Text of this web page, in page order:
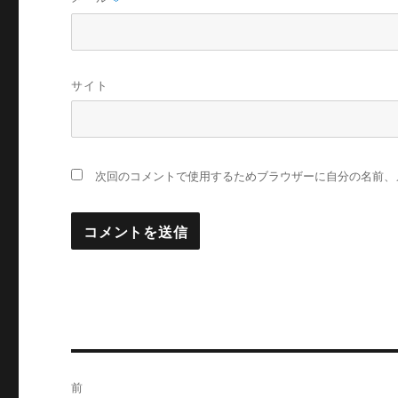
サイト
次回のコメントで使用するためブラウザーに自分の名前
前